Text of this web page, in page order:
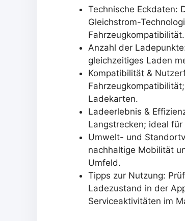
Technische Eckdaten:
Gleichstrom-
Fahrzeugkompatibilität.
Anzahl der
gleichzeitiges Laden
Kompatibilität &
Ladekarten.
Ladeerlebnis &
Langstrecken; ideal
Umwelt- und
nachhaltige Mobilität
Umfeld.
Tipps zur Nutzung:
Ladezustand in der
Serviceaktivitäten im